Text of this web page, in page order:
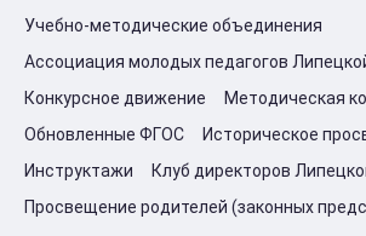
Учебно-методические объединения
Ассоциация молодых педагогов
Конкурсное движение
Методическая
Обновленные ФГОС
Историческое
Инструктажи
Клуб директоров
Просвещение родителей (законных